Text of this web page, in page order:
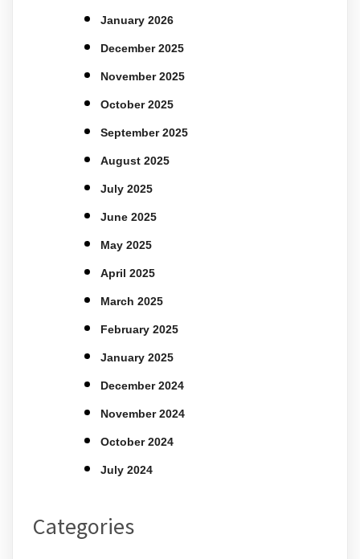
January 2026
December 2025
November 2025
October 2025
September 2025
August 2025
July 2025
June 2025
May 2025
April 2025
March 2025
February 2025
January 2025
December 2024
November 2024
October 2024
July 2024
Categories